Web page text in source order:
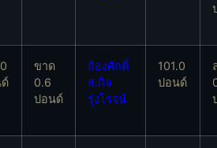
ขาด
0.6
ปอนด์
ก้องศักดิ์
ส.กิจ
รุ่งโรจน์
101.0
ปอนด์